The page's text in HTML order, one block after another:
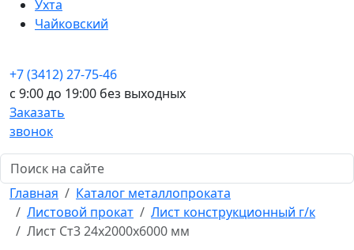
Ухта
Чайковский
+7 (3412) 27-75-46
c 9:00 до 19:00 без выходных
Заказать
звонок
Главная
Каталог металлопроката
Листовой прокат
Лист конструкционный г/к
Лист Ст3 24x2000x6000 мм